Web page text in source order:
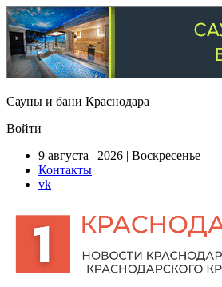
Сауны и бани Краснодара
Войти
9 августа | 2026 | Воскресенье
Контакты
vk